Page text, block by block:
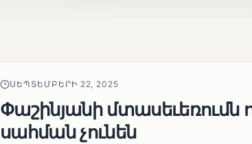
ՍԵՊՏԵՄԲԵՐԻ 22, 2025
Փաշինյանի մտասեւեռումն
սահման չունեն